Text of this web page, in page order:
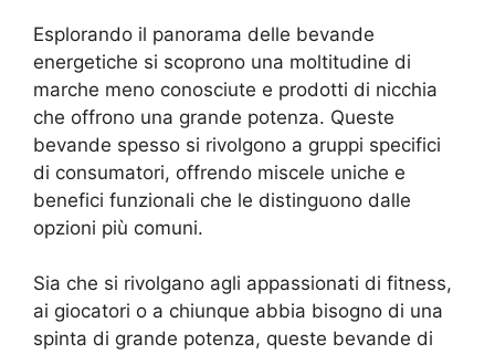
Esplorando il panorama delle bevande
energetiche si scoprono una moltitudine di
marche meno conosciute e prodotti di nicchia
che offrono una grande potenza. Queste
bevande spesso si rivolgono a gruppi specifici
di consumatori, offrendo miscele uniche e
benefici funzionali che le distinguono dalle
opzioni più comuni.
Sia che si rivolgano agli appassionati di fitness,
ai giocatori o a chiunque abbia bisogno di una
spinta di grande potenza, queste bevande di